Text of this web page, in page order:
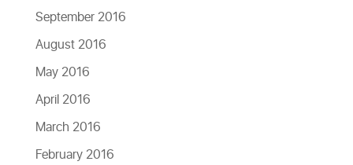
September 2016
August 2016
May 2016
April 2016
March 2016
February 2016